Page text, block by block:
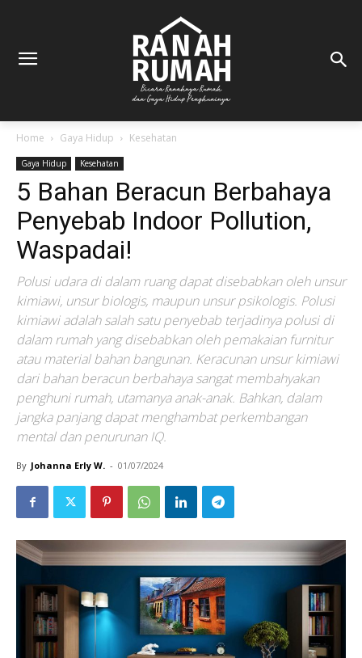
Home Gaya Hidup Kesehatan
Gaya Hidup Kesehatan
5 Bahan Beracun Berbahaya
Penyebab Indoor Pollution,
Waspadai!
Polusi udara di dalam ruang dapat disebabkan oleh unsur
kimiawi, unsur biologis, maupun unsur psikologis. Polusi
kimiawi adalah salah satu penyebab terjadinya polusi di
dalam rumah yang disebabkan oleh pemakaian furnitur
atau material bahan bangunan. Keracunan unsur kimiawi
dari bahan beracun berbahaya sangat membahyakan
penghuni rumah, utamanya anak-anak. Bahkan, dalam
jangka panjang dapat menghambat perkembangan
mental dan penurunan IQ.
By Johanna Erly W. - 01/07/2024